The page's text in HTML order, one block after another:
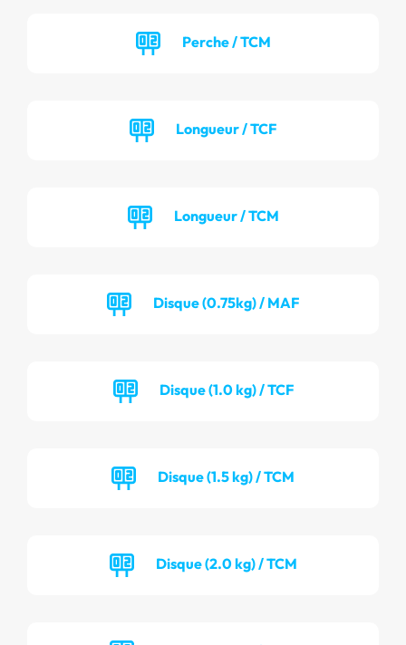
Perche / TCM
Longueur / TCF
Longueur / TCM
Disque (0.75kg) / MAF
Disque (1.0 kg) / TCF
Disque (1.5 kg) / TCM
Disque (2.0 kg) / TCM